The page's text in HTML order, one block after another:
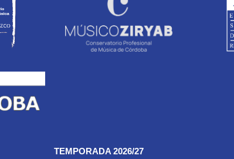
TEMPORADA 2026/27